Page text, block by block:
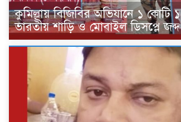
কুমিল্লায় বিজিবির অভিযানে ১ কোটি
ভারতীয় শাড়ি ও মোবাইল ডিসপ্লে জব্দ